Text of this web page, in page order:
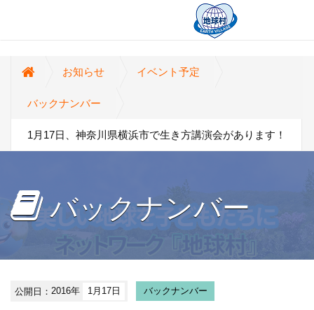
お知らせ イベント予定
バックナンバー
1月17日、神奈川県横浜市で生き方講演会があります！
バックナンバー
公開日：2016年 1月17日 バックナンバー